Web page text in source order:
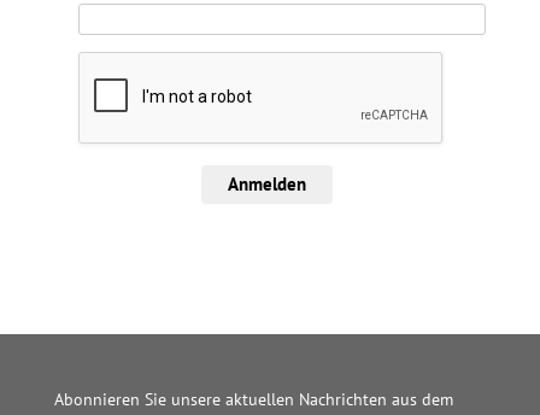
Anmelden
Abonnieren Sie unsere aktuellen Nachrichten aus dem